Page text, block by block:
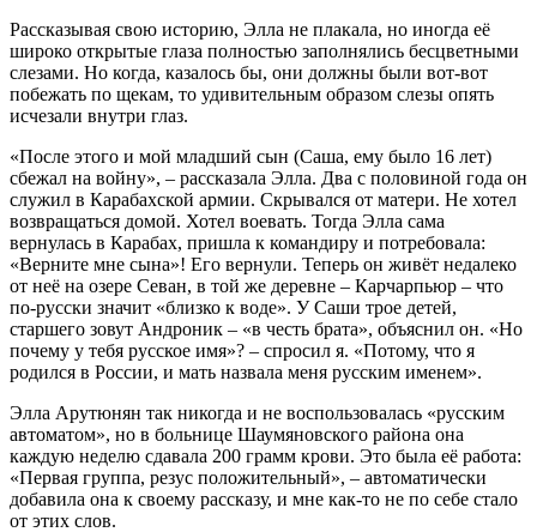
Рассказывая свою историю, Элла не плакала, но иногда её
широко открытые глаза полностью заполнялись бесцветными
слезами. Но когда, казалось бы, они должны были вот-вот
побежать по щекам, то удивительным образом слезы опять
исчезали внутри глаз.
«После этого и мой младший сын (Саша, ему было 16 лет)
сбежал на войну», – рассказала Элла. Два с половиной года он
служил в Карабахской армии. Скрывался от матери. Не хотел
возвращаться домой. Хотел воевать. Тогда Элла сама
вернулась в Карабах, пришла к командиру и потребовала:
«Верните мне сына»! Его вернули. Теперь он живёт недалеко
от неё на озере Севан, в той же деревне – Карчарпьюр – что
по-русски значит «близко к воде». У Саши трое детей,
старшего зовут Андроник – «в честь брата», объяснил он. «Но
почему у тебя русское имя»? – спросил я. «Потому, что я
родился в России, и мать назвала меня русским именем».
Элла Арутюнян так никогда и не воспользовалась «русским
автоматом», но в больнице Шаумяновского района она
каждую неделю сдавала 200 грамм крови. Это была её работа:
«Первая группа, резус положительный», – автоматически
добавила она к своему рассказу, и мне как-то не по себе стало
от этих слов.